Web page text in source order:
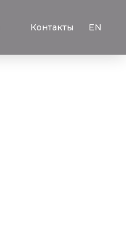
Контакты EN